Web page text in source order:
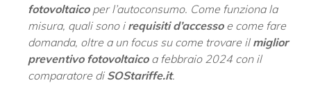
fotovoltaicoper l’autoconsumo. Come funziona la
misura, quali sono i requisiti d’accessoe come fare
domanda, oltre a un focus su come trovare il miglior
preventivo fotovoltaicoa febbraio 2024 con il
comparatore di SOStariffe.it.